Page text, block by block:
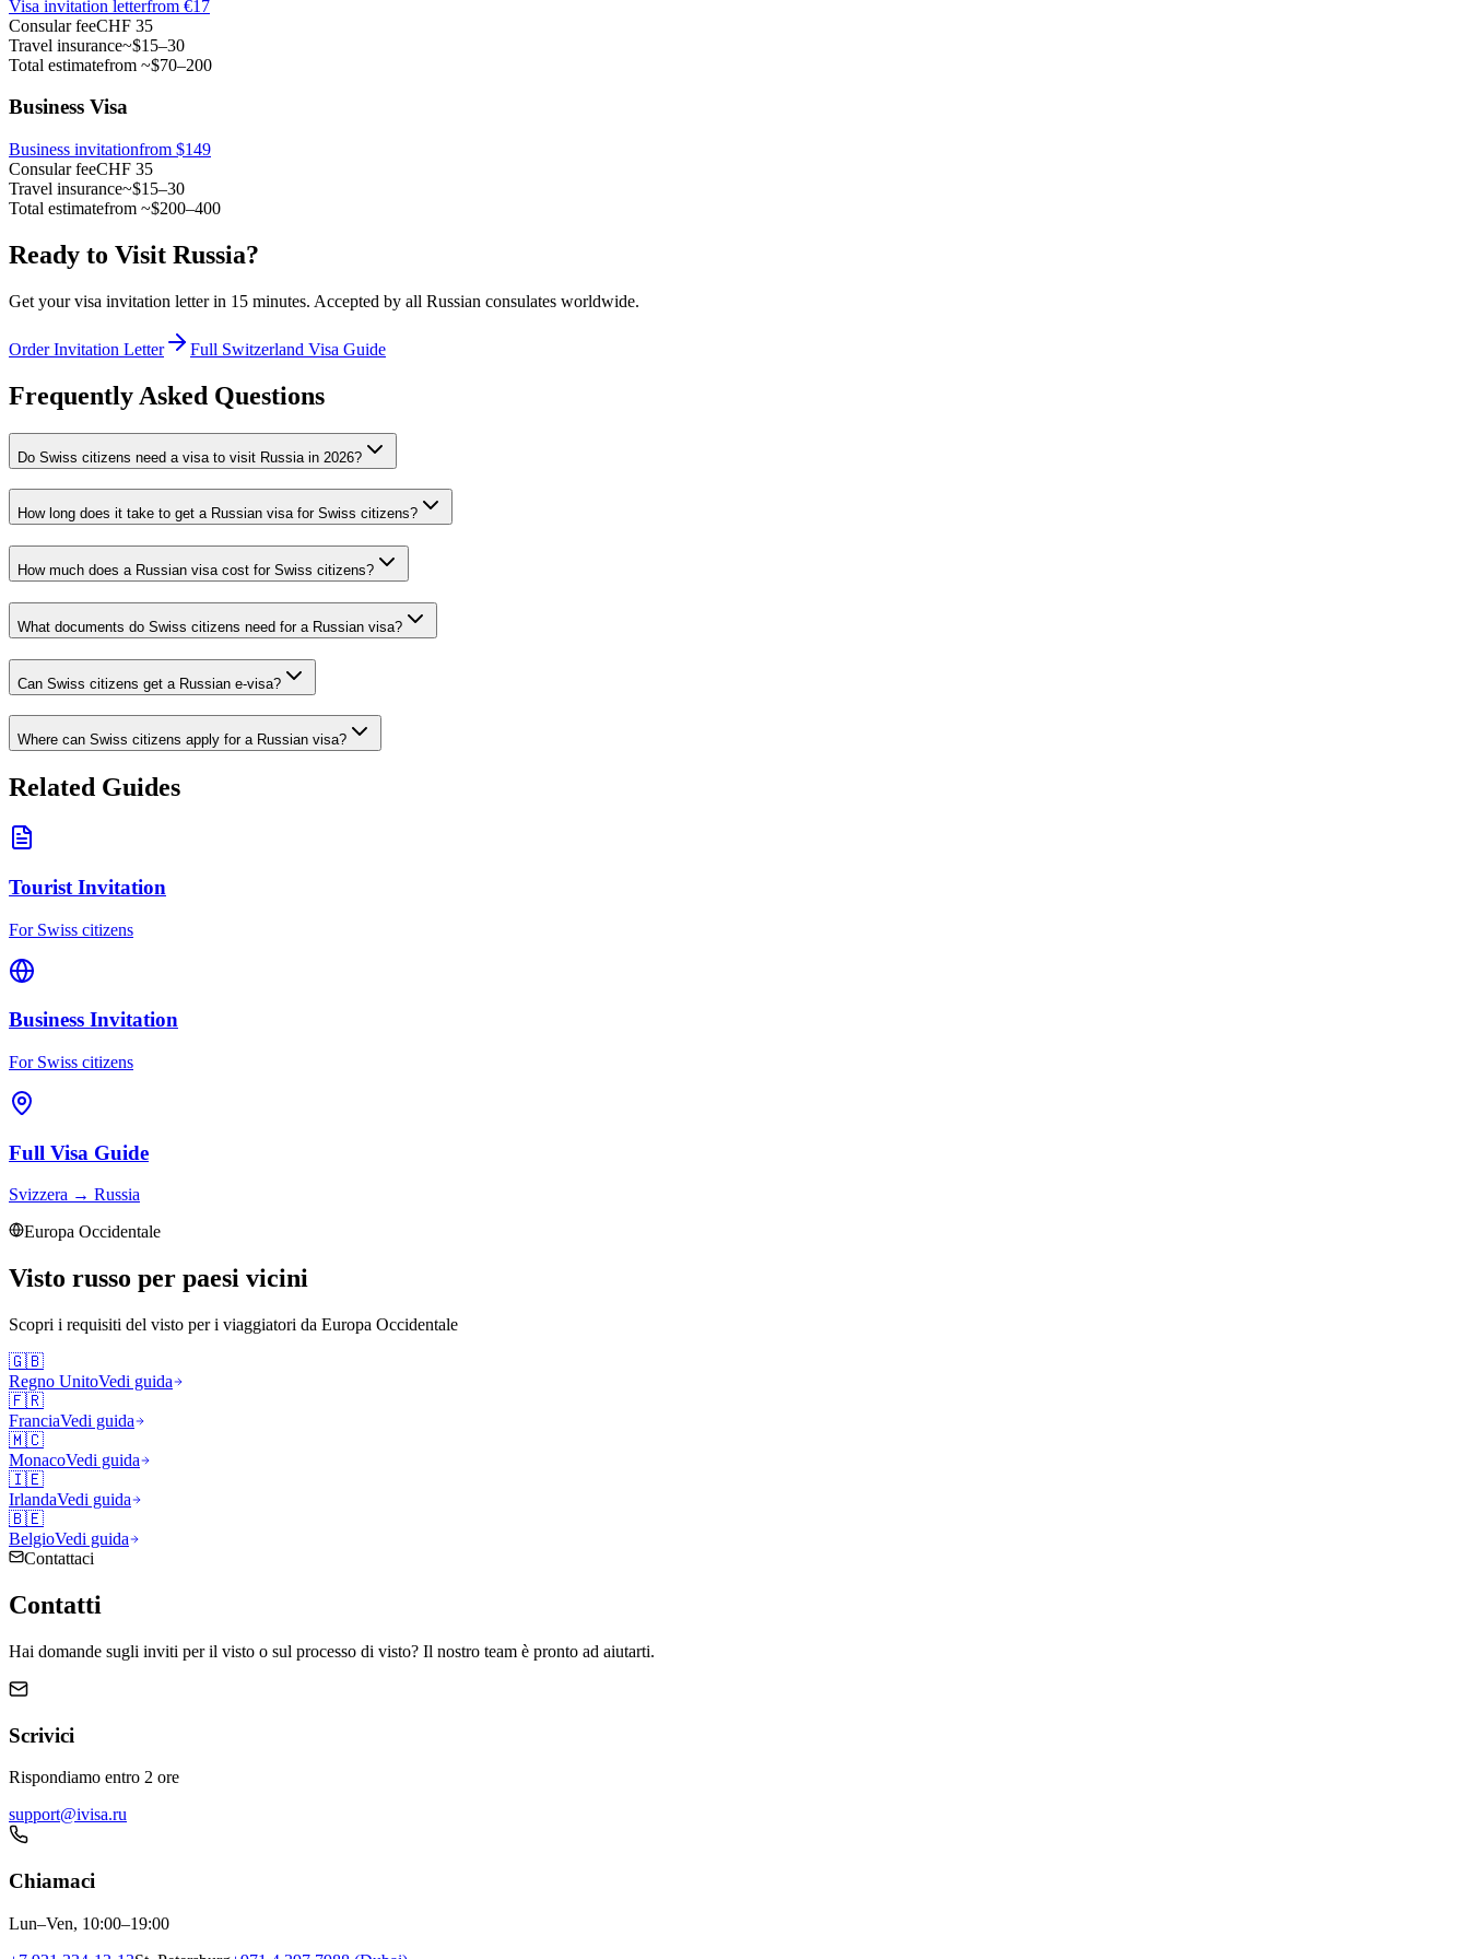
Visa invitation letterfrom €17
Consular feeCHF 35
Travel insurance~$15–30
Total estimatefrom ~$70–200
Business Visa
Business invitationfrom $149
Consular feeCHF 35
Travel insurance~$15–30
Total estimatefrom ~$200–400
Ready to Visit Russia?
Get your visa invitation letter in 15 minutes. Accepted by all Russian consulates worldwide.
Order Invitation Letter Full Switzerland Visa Guide
Frequently Asked Questions
Do Swiss citizens need a visa to visit Russia in 2026?
How long does it take to get a Russian visa for Swiss citizens?
How much does a Russian visa cost for Swiss citizens?
What documents do Swiss citizens need for a Russian visa?
Can Swiss citizens get a Russian e-visa?
Where can Swiss citizens apply for a Russian visa?
Related Guides
Tourist Invitation
For Swiss citizens
Business Invitation
For Swiss citizens
Full Visa Guide
Svizzera → Russia
Europa Occidentale
Visto russo per paesi vicini
Scopri i requisiti del visto per i viaggiatori da Europa Occidentale
🇬🇧
Regno UnitoVedi guida
🇫🇷
FranciaVedi guida
🇲🇨
MonacoVedi guida
🇮🇪
IrlandaVedi guida
🇧🇪
BelgioVedi guida
Contattaci
Contatti
Hai domande sugli inviti per il visto o sul processo di visto? Il nostro team è pronto ad aiutarti.
Scrivici
Rispondiamo entro 2 ore
support@ivisa.ru
Chiamaci
Lun–Ven, 10:00–19:00